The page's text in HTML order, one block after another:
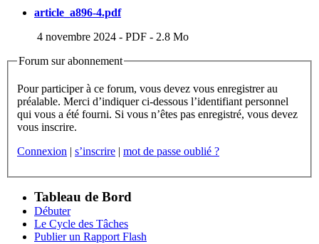
article_a896-4.pdf
4 novembre 2024 - PDF - 2.8 Mo
Forum sur abonnement
Pour participer à ce forum, vous devez vous enregistrer au
préalable. Merci d’indiquer ci-dessous l’identifiant personnel
qui vous a été fourni. Si vous n’êtes pas enregistré, vous devez
vous inscrire.
Connexion | s’inscrire | mot de passe oublié ?
Tableau de Bord
Débuter
Le Cycle des Tâches
Publier un Rapport Flash